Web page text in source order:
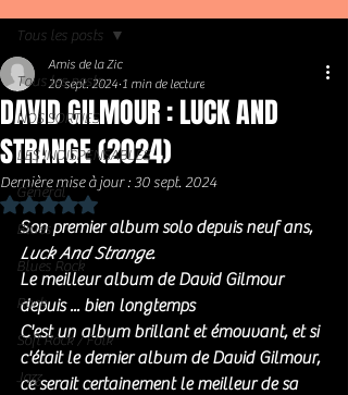
Tous les posts
NOS SORTIES
LES INDISPENSABLES
Général
Blues
Blues Rock
Rock
Soft Rock / Folk
Jazz
Tous les posts
DAVID GILMOUR : LUCK AND
STRANGE (2024)
Amis de la Zic
20 sept. 2024 1 min de lecture
Dernière mise à jour :30 sept. 2024
Noté NaN étoiles sur 5.
Son premier album solo depuis neuf ans,
Luck And Strange.
Le meilleur album de David Gilmour
depuis ... bien longtemps
C'est un album brillant et émouvant, et si
c'était le dernier album de David Gilmour,
ce serait certainement le meilleur de sa